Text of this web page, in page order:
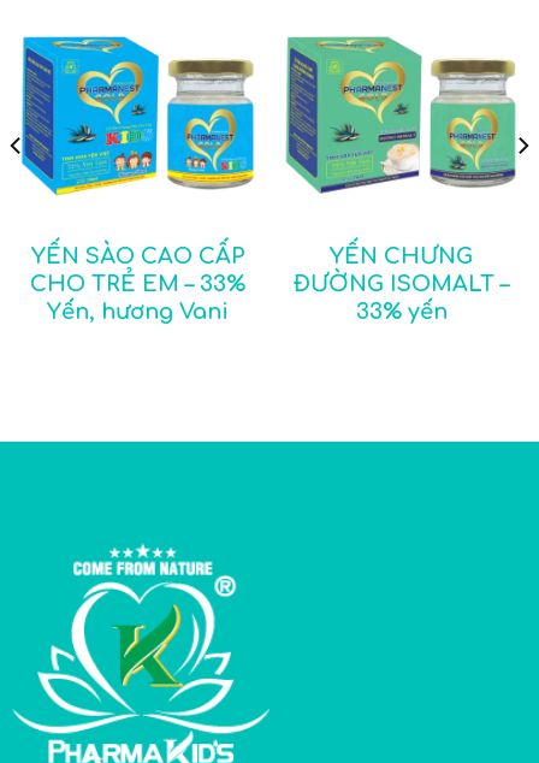
YẾN SÀO CAO CẤP
CHO TRẺ EM – 33%
Yến, hương Vani
YẾN CHƯNG
ĐƯỜNG ISOMALT –
33% yến